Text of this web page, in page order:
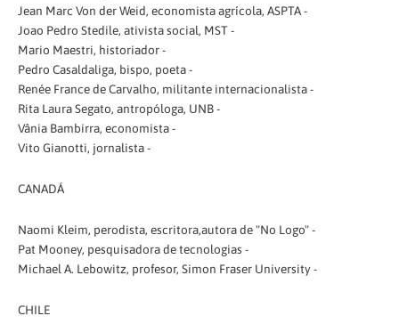
Jean Marc Von der Weid, economista agrícola, ASPTA -
Joao Pedro Stedile, ativista social, MST -
Mario Maestri, historiador -
Pedro Casaldaliga, bispo, poeta -
Renée France de Carvalho, militante internacionalista -
Rita Laura Segato, antropóloga, UNB -
Vânia Bambirra, economista -
Vito Gianotti, jornalista -
CANADÁ
Naomi Kleim, perodista, escritora,autora de "No Logo" -
Pat Mooney, pesquisadora de tecnologias -
Michael A. Lebowitz, profesor, Simon Fraser University -
CHILE